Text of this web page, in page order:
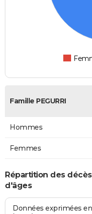
Famille PEGURRI
Hommes
Femmes
Répartition des
d'âges
Données exprimées